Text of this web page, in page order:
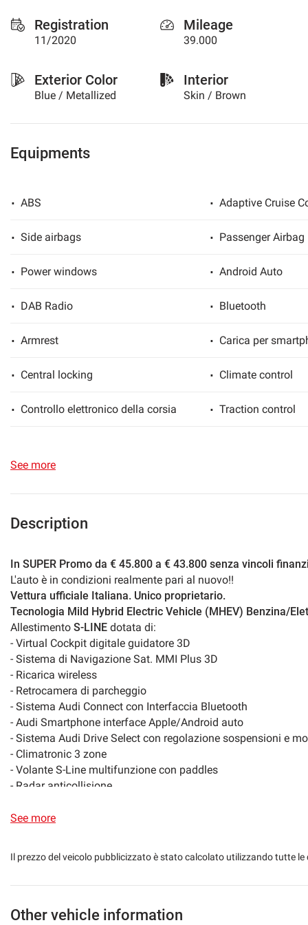
Registration
11/2020
Mileage
39.000
Exterior Color
Blue / Metallized
Interior
Skin / Brown
Equipments
ABS Adaptive Cruise
Side airbags Passenger Airbag
Power windows Android Auto
DAB Radio Bluetooth
Armrest Carica per
Central locking Climate control
Controllo elettronico della corsia Traction control
Isofix Levers at the wheel
Luce d'ambiente Daylights
MP3
Electrically adjustable seats
Rain sensor Power steering
Side mirrors electrical
Camera for valet parking
Speakerphone
See more
Description
In SUPER Promo da € 45.800 a € 43.800 senza vincoli
L'auto è in condizioni realmente pari al nuovo!!
Vettura ufficiale Italiana. Unico proprietario.
Tecnologia Mild Hybrid Electric Vehicle (MHEV) Benzina/
Allestimento S-LINE dotata di:
- Virtual Cockpit digitale guidatore 3D
- Sistema di Navigazione Sat. MMI Plus 3D
- Ricarica wireless
- Retrocamera di parcheggio
- Sistema Audi Connect con Interfaccia Bluetooth
- Audi Smartphone interface Apple/Android auto
- Sistema Audi Drive Select con regolazione sospensioni e
- Climatronic 3 zone
- Volante S-Line multifunzione con paddles
- Radar anticollisione
- Sedili in pelle totale elettrici con memoria
- Specchietti laterali elettrici con sensore di sorpasso
- Cambio automatico/sequenziale S-Tronic 7 marce
See more
Il prezzo del veicolo pubblicizzato è stato calcolato utilizzando tutte
Other vehicle information
refer
policy.
review
change
your
any
Needed cookies
Preferences cookies
Analytical cookies